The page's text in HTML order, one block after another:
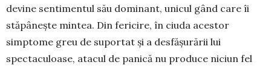
devine sentimentul său dominant, unicul gând care îi
stăpânește mintea. Din fericire, în ciuda acestor
simptome greu de suportat și a desfășurării lui
spectaculoase, atacul de panică nu produce niciun fel